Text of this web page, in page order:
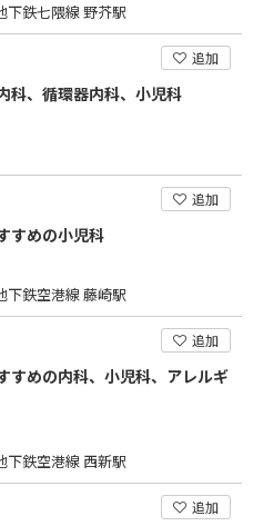
鉄七隈線 野芥駅
追加
科、循環器内科、小児科
追加
すめの小児科
鉄空港線 藤崎駅
追加
すめの内科、小児科、アレルギ
鉄空港線 西新駅
追加